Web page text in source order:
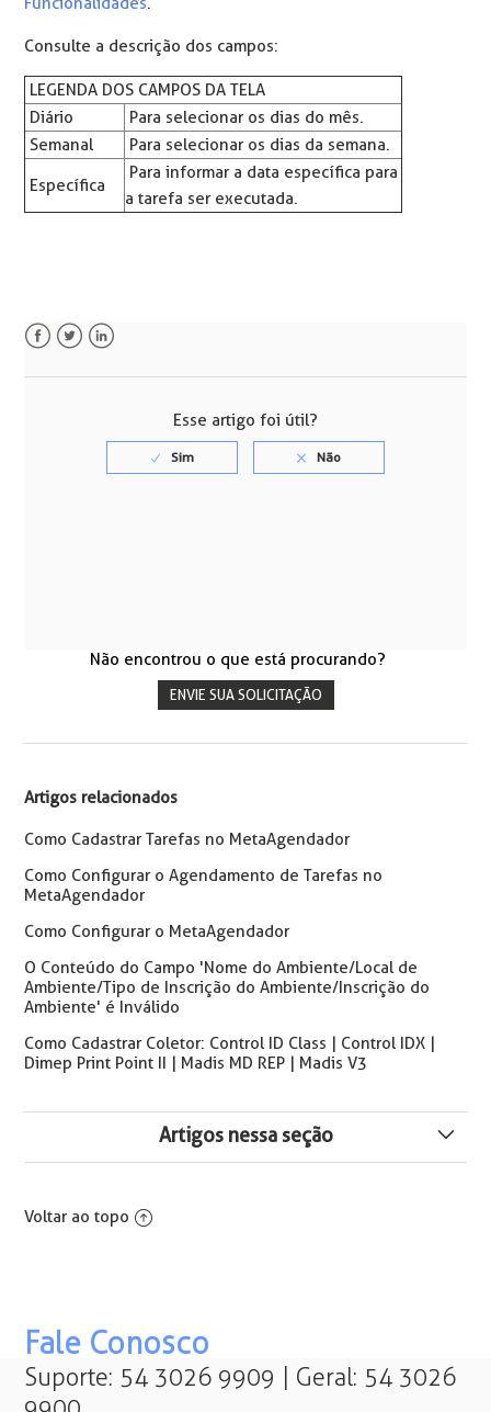
Consulte a descrição dos campos:
LEGENDA DOS CAMPOS DA TELA
Diário
Para selecionar os dias do mês.
Semanal
Para selecionar os dias da semana.
Específica
Para informar a data específica para
a tarefa ser executada.
Esse artigo foi útil?
Não encontrou o que está procurando?
ENVIE SUA SOLICITAÇÃO
Artigos relacionados
Como Cadastrar Tarefas no MetaAgendador
Como Configurar o Agendamento de Tarefas no
MetaAgendador
Como Configurar o MetaAgendador
O Conteúdo do Campo 'Nome do Ambiente/Local de
Ambiente/Tipo de Inscrição do Ambiente/Inscrição do
Ambiente' é Inválido
Como Cadastrar Coletor: Control ID Class | Control IDX |
Dimep Print Point II | Madis MD REP | Madis V3
Artigos nessa seção
Computador Diferente do Servidor de Aplicação
Como Enviar E-mails aos Colaboradores para Realização
de Exames Ocupacionais
Como Cadastrar Tarefa de Atualização de Data/Hora de
Voltar ao topo
Fale Conosco
Suporte: 54 3026 9909 | Geral: 54 3026